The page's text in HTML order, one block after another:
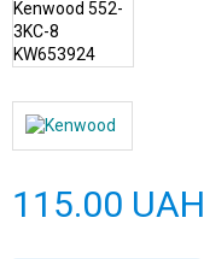
115.00 UAH